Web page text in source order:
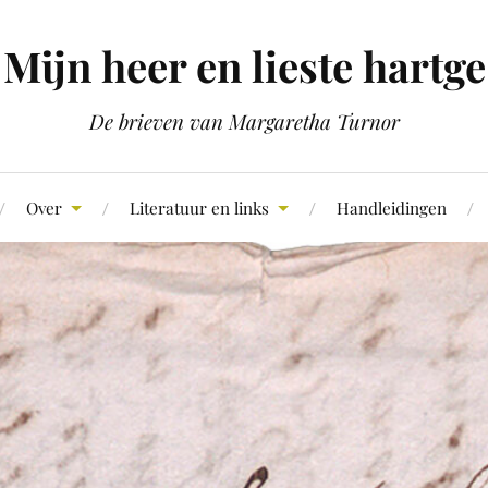
Mijn heer en lieste hartge
De brieven van Margaretha Turnor
Over Literatuur en links Handleidingen